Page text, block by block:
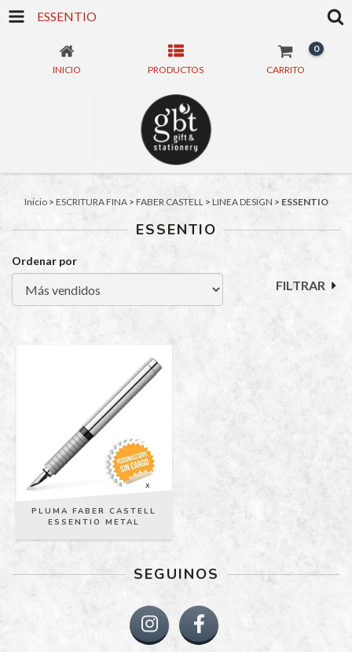
ESSENTIO
INICIO PRODUCTOS CARRITO
0
Inicio > ESCRITURA FINA > FABER CASTELL > LINEA DESIGN > ESSENTIO
ESSENTIO
Ordenar por
FILTRAR
PLUMA FABER CASTELL
ESSENTIO METAL
SEGUINOS